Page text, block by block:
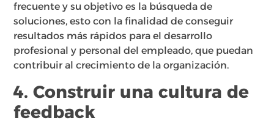
frecuente y su objetivo es la búsqueda de
soluciones, esto con la finalidad de conseguir
resultados más rápidos para el desarrollo
profesional y personal del empleado, que puedan
contribuir al crecimiento de la organización.
4. Construir una cultura de
feedback